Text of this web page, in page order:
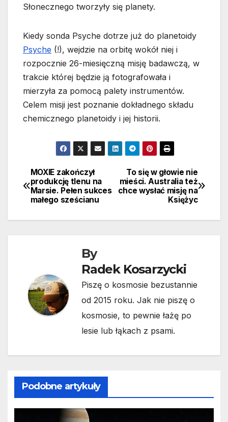
Słonecznego tworzyły się planety.
Kiedy sonda Psyche dotrze już do planetoidy
Psyche (!), wejdzie na orbitę wokół niej i
rozpocznie 26-miesięczną misję badawczą, w
trakcie której będzie ją fotografowała i
mierzyła za pomocą palety instrumentów.
Celem misji jest poznanie dokładnego składu
chemicznego planetoidy i jej historii.
Nawigacja
wpisu
To się w głowie nie
mieści. Australia też
chce wysłać misję na
Księżyc
MOXIE zakończył
produkcję tlenu na
Marsie. Pełen sukces
małego sześcianu
By
Radek Kosarzycki
Piszę o kosmosie bezustannie
od 2015 roku. Jak nie piszę o
kosmosie, to pewnie łażę po
lesie lub łąkach z psami.
Podobne artykuły